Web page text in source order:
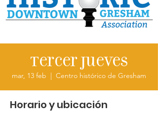
Tercer jueves
mar, 13 feb
  |
Centro histórico de Gresham
Horario y ubicación